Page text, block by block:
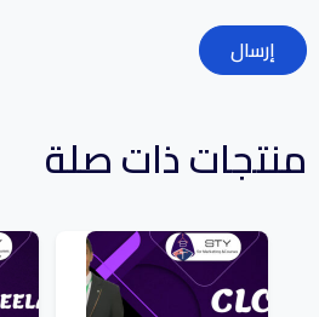
منتجات ذات صلة